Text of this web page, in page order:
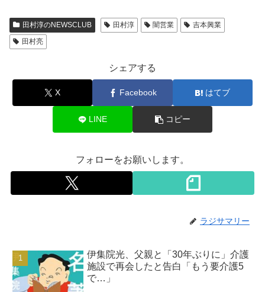
田村淳のNEWSCLUB 田村淳 闇営業
吉本興業
田村亮
シェアする
X Facebook はてブ
LINE コピー
フォローをお願いします。
ラジサマリー
伊集院光、父親と「30年ぶりに」介護
施設で再会したと告白「もう要介護5
で…」